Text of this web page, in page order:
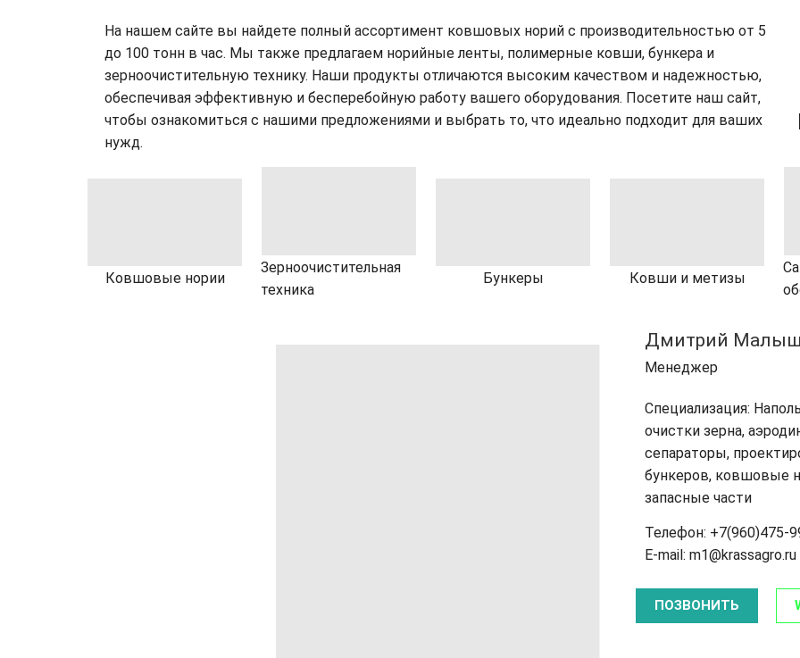
На нашем сайте вы найдете полный ассортимент ковшовых норий с производительностью от 5
до 100 тонн в час. Мы также предлагаем норийные ленты, полимерные ковши, бункера и
зерноочистительную технику. Наши продукты отличаются высоким качеством и надежностью,
обеспечивая эффективную и бесперебойную работу вашего оборудования. Посетите наш сайт,
чтобы ознакомиться с нашими предложениями и выбрать то, что идеально подходит для ваших
нужд.
Ковшовые нории
Зерноочистительная
техника
Бункеры Ковши и метизы
Дмитрий
Менеджер
Специализация:
очистки зерна,
сепараторы,
бункеров, ковшовые
запасные части
Телефон: +7(960)475-
E-mail: m1@krassagro.ru
ПОЗВОНИТЬ